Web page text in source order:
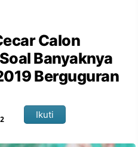
Calon
Banyaknya
Berguguran
Ikuti